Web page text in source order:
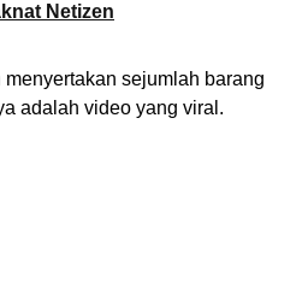
Netizen
sejumlah barang
adalah video yang viral.